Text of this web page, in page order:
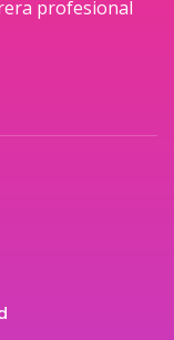
profesional